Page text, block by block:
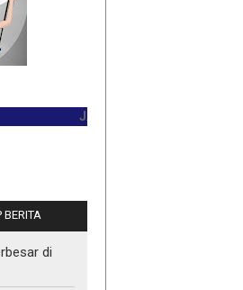
JADILAH PEMBACA PERTAMA
BERITA
di